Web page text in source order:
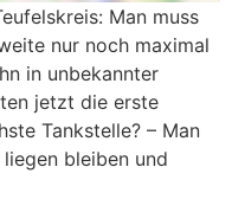
Man muss
nur noch maximal
in unbekannter
jetzt die erste
Tankstelle? – Man
bleiben und